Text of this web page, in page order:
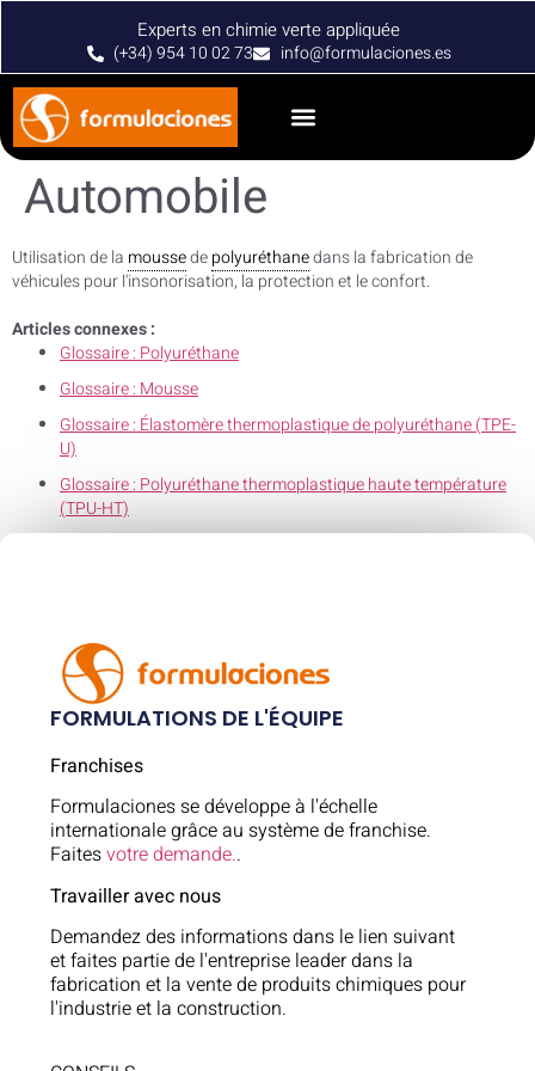
Experts en chimie verte appliquée
(+34) 954 10 02 73 info@formulaciones.es
Automobile
Utilisation de la moussedepolyuréthanedans la fabrication de
véhicules pour l'insonorisation, la protection et le confort.
Articles connexes :
Glossaire : Polyuréthane
Glossaire : Mousse
Glossaire : Élastomère thermoplastique de polyuréthane (TPE-
U)
Glossaire : Polyuréthane thermoplastique haute température
(TPU-HT)
FORMULATIONS DE L'ÉQUIPE
Franchises
Formulaciones se développe à l'échelle
internationale grâce au système de franchise.
Faitesvotre demande..
Travailler avec nous
Demandez des informations dans le lien suivant
et faites partie de l'entreprise leader dans la
fabrication et la vente de produits chimiques pour
l'industrie et la construction.